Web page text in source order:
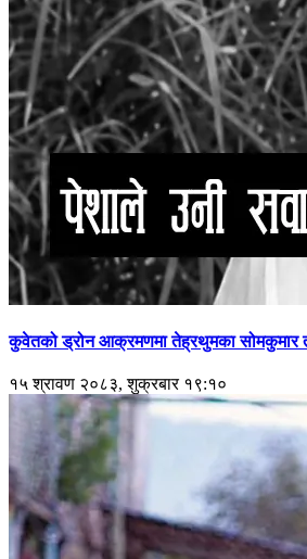
कुवेतको ड्रोन आक्रमणमा तेह्रथुमका सोमकुमार
१५ श्रावण २०८३, शुक्रबार १९:१०